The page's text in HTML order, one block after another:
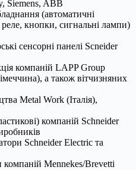
Siemens, ABB
(автоматичні
кнопки, сигнальні лампи)
сенсорні панелі Scneider
компаній LAPP Group
а також вітчизняних
Metal Work (Італія),
компаній Sсhnеider
Sсhnеider Elеctriс та
Mennekes/Brevetti